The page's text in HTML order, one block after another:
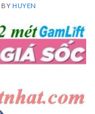
BYHUYEN